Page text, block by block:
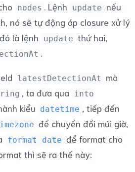
nodes . Lệnh update nếu
nó sẽ tự động áp closure xử lý
là lệnh
update thứ hai,
.
latestDetectionAt mà
, ta đưa qua
into
kiểu datetime , tiếp đến
để chuyển đổi múi giờ,
format date để format cho
thì sẽ ra thế này: